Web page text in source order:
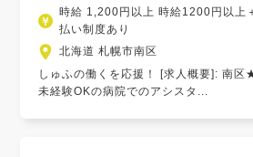
時給 1,200円以上 時給1200円以上
払い制度あり
北海道 札幌市南区
しゅふの働くを応援！ [求人概要]: 南区
未経験OKの病院でのアシスタ...